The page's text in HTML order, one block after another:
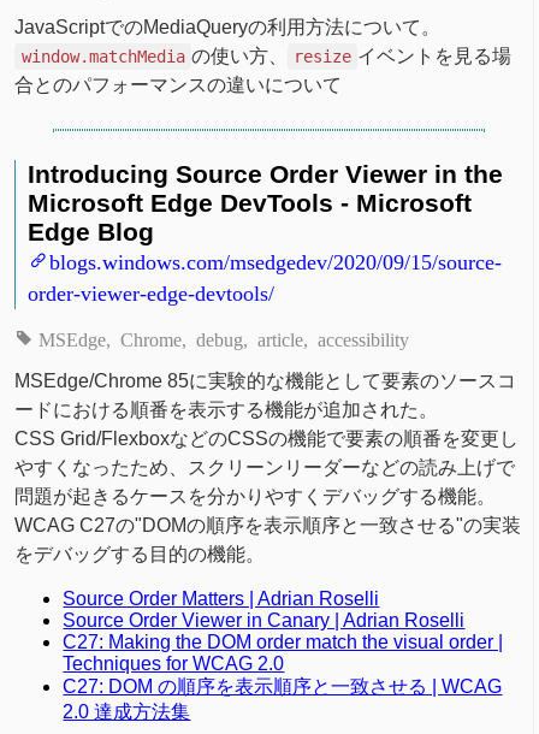
JavaScriptでのMediaQueryの利用方法について。
window.matchMedia の使い方、 resize イベントを見る場
合とのパフォーマンスの違いについて
Introducing Source Order Viewer in the
Microsoft Edge DevTools - Microsoft
Edge Blog
blogs.windows.com/msedgedev/2020/09/15/source-
order-viewer-edge-devtools/
MSEdge Chrome debug article accessibility
MSEdge/Chrome 85に実験的な機能として要素のソースコ
ードにおける順番を表示する機能が追加された。
CSS Grid/FlexboxなどのCSSの機能で要素の順番を変更し
やすくなったため、スクリーンリーダーなどの読み上げで
問題が起きるケースを分かりやすくデバッグする機能。
WCAG C27の"DOMの順序を表示順序と一致させる"の実装
をデバッグする目的の機能。
Source Order Matters | Adrian Roselli
Source Order Viewer in Canary | Adrian Roselli
C27: Making the DOM order match the visual order |
Techniques for WCAG 2.0
C27: DOM の順序を表示順序と一致させる | WCAG
2.0 達成方法集